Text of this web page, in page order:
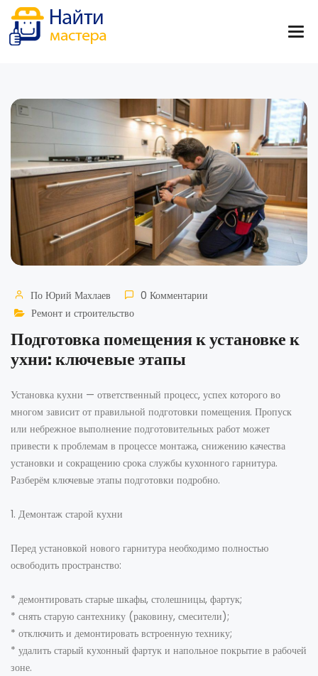
По Юрий Махлаев
0 Комментарии
Ремонт и строительство
Подготовка помещения к установке к
ухни: ключевые этапы
Установка кухни — ответственный процесс, успех которого во
многом зависит от правильной подготовки помещения. Пропуск
или небрежное выполнение подготовительных работ может
привести к проблемам в процессе монтажа, снижению качества
установки и сокращению срока службы кухонного гарнитура.
Разберём ключевые этапы подготовки подробно.
1. Демонтаж старой кухни
Перед установкой нового гарнитура необходимо полностью
освободить пространство:
* демонтировать старые шкафы, столешницы, фартук;
* снять старую сантехнику (раковину, смесители);
* отключить и демонтировать встроенную технику;
* удалить старый кухонный фартук и напольное покрытие в рабочей
зоне.